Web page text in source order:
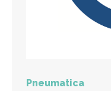
Pneumatica